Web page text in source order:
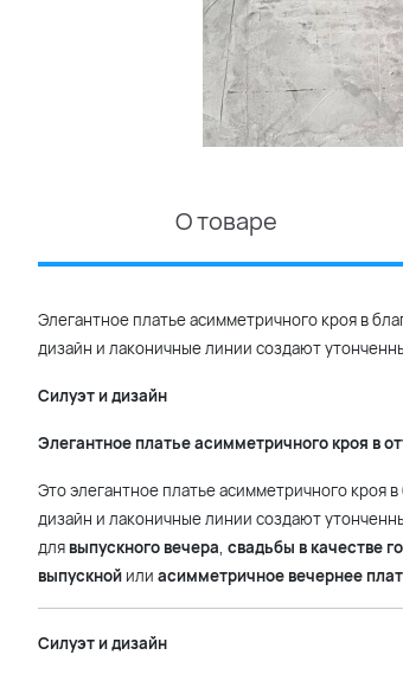
О товаре
Элегантное платье асимметричного кроя в
дизайн и лаконичные линии создают
Силуэт и дизайн
Элегантное платье асимметричного кроя в
Это элегантное платье асимметричного
дизайн и лаконичные линии создают
для выпускного вечера, свадьбы в качестве
выпускной или асимметричное вечернее
Силуэт и дизайн